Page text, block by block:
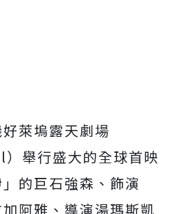
萊塢露天劇場
舉行盛大的全球首映
的巨石強森、 飾演
加阿雅、導演湯瑪斯凱